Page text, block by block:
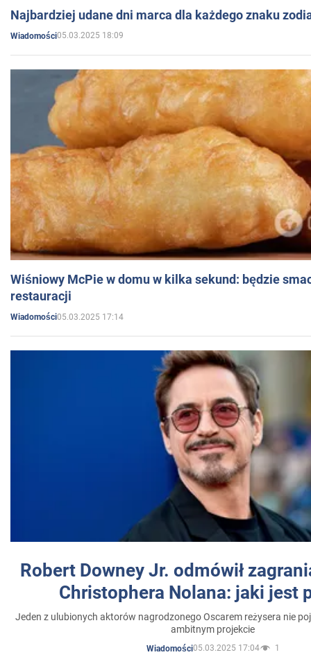
Najbardziej udane dni marca dla każdego znaku
Wiadomości05.03.2025 18:09
Wiśniowy McPie w domu w kilka sekund: będzie
restauracji
Wiadomości05.03.2025 17:14
Robert Downey Jr. odmówił
Christophera Nolana: jaki jest
Jeden z ulubionych aktorów nagrodzonego Oscarem reżysera nie
ambitnym projekcie
Wiadomości05.03.2025 17:04 1